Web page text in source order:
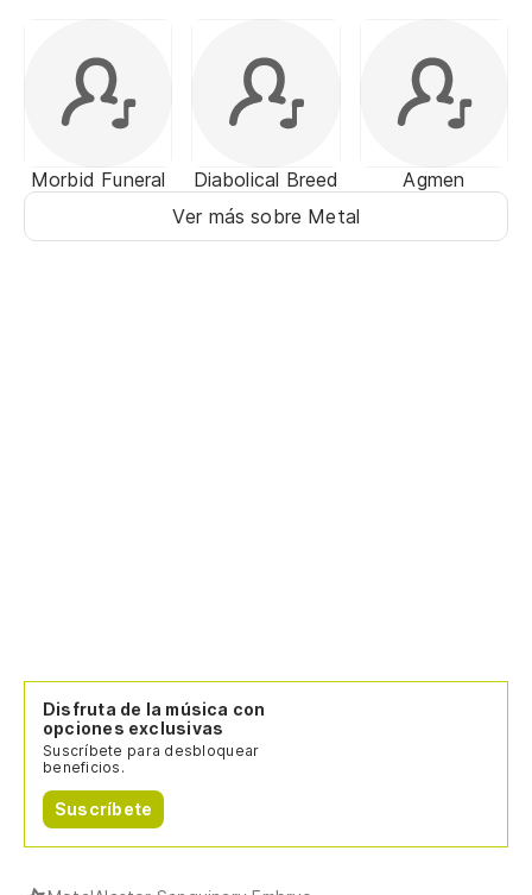
Morbid Funeral Diabolical Breed
Agmen
Ver más sobre Metal
Disfruta de la música con
opciones exclusivas
Suscríbete para desbloquear
beneficios.
Suscríbete